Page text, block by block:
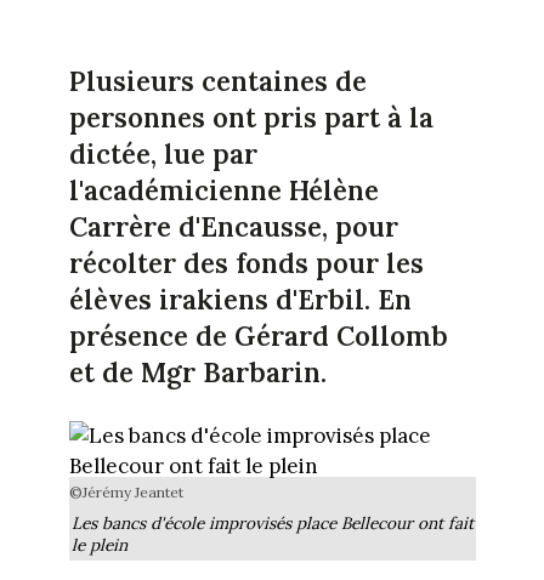
Plusieurs centaines de
personnes ont pris part à la
dictée, lue par
l'académicienne Hélène
Carrère d'Encausse, pour
récolter des fonds pour les
élèves irakiens d'Erbil. En
présence de Gérard Collomb
et de Mgr Barbarin.
©Jérémy Jeantet
Les bancs d'école improvisés place Bellecour ont fait
le plein